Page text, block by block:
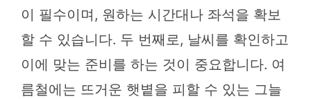
이 필수이며, 원하는 시간대나 좌석을 확보
할 수 있습니다. 두 번째로, 날씨를 확인하고
이에 맞는 준비를 하는 것이 중요합니다. 여
름철에는 뜨거운 햇볕을 피할 수 있는 그늘